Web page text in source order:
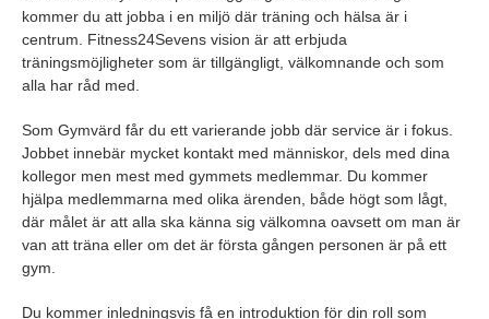
kommer du att jobba i en miljö där träning och hälsa är i
centrum. Fitness24Sevens vision är att erbjuda
träningsmöjligheter som är tillgängligt, välkomnande och som
alla har råd med.
Som Gymvärd får du ett varierande jobb där service är i fokus.
Jobbet innebär mycket kontakt med människor, dels med dina
kollegor men mest med gymmets medlemmar. Du kommer
hjälpa medlemmarna med olika ärenden, både högt som lågt,
där målet är att alla ska känna sig välkomna oavsett om man är
van att träna eller om det är första gången personen är på ett
gym.
Du kommer inledningsvis få en introduktion för din roll som